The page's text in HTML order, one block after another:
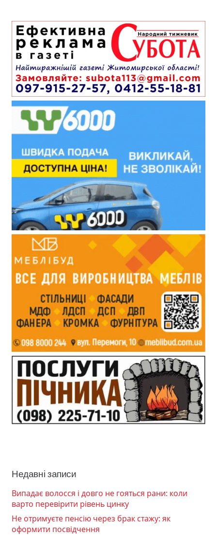
Недавні записи
Випадає волосся і довго не гояться рани: коли
варто перевірити рівень цинку
Не отримуєте пенсію через брак стажу: як
оформити посвідчення